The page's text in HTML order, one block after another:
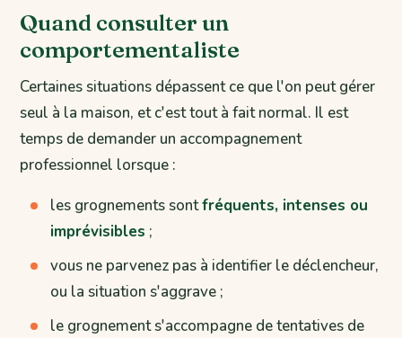
Quand consulter un
comportementaliste
Certaines situations dépassent ce que l'on peut gérer
seul à la maison, et c'est tout à fait normal. Il est
temps de demander un accompagnement
professionnel lorsque :
les grognements sontfréquents, intenses ou
imprévisibles ;
vous ne parvenez pas à identifier le déclencheur,
ou la situation s'aggrave ;
le grognement s'accompagne de tentatives de